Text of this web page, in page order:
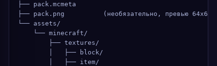
├── pack.mcmeta
├── pack.png          (необязательно, превью 64x64
└── assets/
    └── minecraft/
        ├── textures/
        │   ├── block/
        │   ├── item/